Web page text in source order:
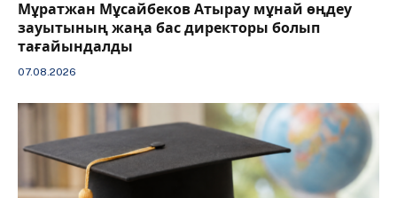
Мұратжан Мұсайбеков Атырау мұнай өңдеу
зауытының жаңа бас директоры болып
тағайындалды
07.08.2026